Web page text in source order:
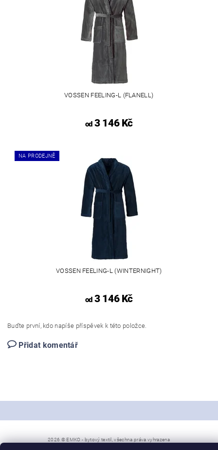
VOSSEN FEELING-L (FLANELL)
od3 146 Kč
NA PRODEJNĚ
VOSSEN FEELING-L (WINTERNIGHT)
od3 146 Kč
Buďte první, kdo napíše příspěvek k této položce.
Přidat komentář
2026 © EMKO - bytový textil, všechna práva vyhrazena